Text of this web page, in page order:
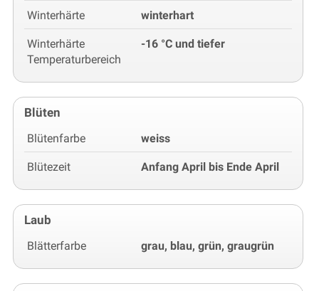
Winterhärte winterhart
Winterhärte
Temperaturbereich
-16 °C und tiefer
Blüten
Blütenfarbe weiss
Blütezeit Anfang April bis Ende April
Laub
Blätterfarbe grau, blau, grün, graugrün